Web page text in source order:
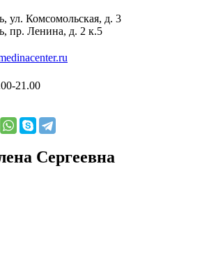
ул. Комсомольская, д. 3
пр. Ленина, д. 2 к.5
21.00
Сергеевна